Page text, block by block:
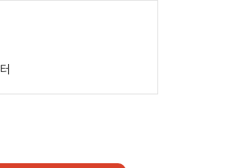
학 후기